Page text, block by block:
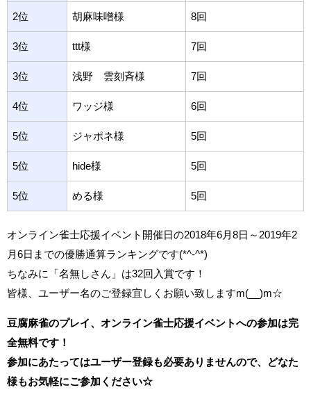
2位 胡麻味噌様 8回
3位 ttt様 7回
3位 浅野 雲刻斉様 7回
4位 ワッジ様 6回
5位 ジャポネ様 5回
5位 hide様 5回
5位 める様 5回
オンライン雀士応援イベント開催日の2018年6月8日～2019年2
月6日までの優勝通算ランキングです(*^-^*)
ちなみに「名無しさん」は32回入賞です！
皆様、ユーザー名のご登録宜しくお願い致しますm(__)m☆
豆腐麻雀のプレイ、オンライン雀士応援イベントへの参加は完
全無料です！
参加にあたってはユーザー登録も必要ありませんので、どなた
様もお気軽にご参加ください☆